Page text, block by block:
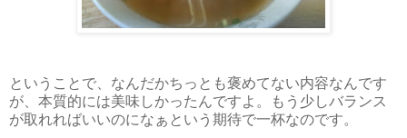
ということで、なんだかちっとも褒めてない内容なんです
が、本質的には美味しかったんですよ。もう少しバランス
が取れればいいのになぁという期待で一杯なのです。